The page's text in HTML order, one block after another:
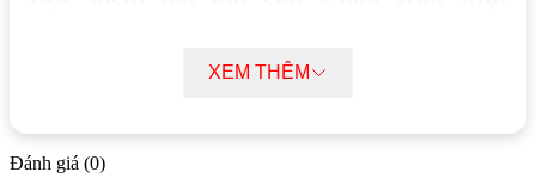
Nhiên 400×150 mm
Phương pháp chế tác này giúp giữ nguyên kết cấu vật liệu,
XEM THÊM
Đánh giá (0)